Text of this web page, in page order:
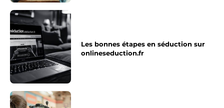
Les bonnes étapes en séduction sur
onlineseduction.fr